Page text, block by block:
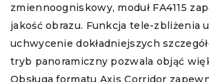
zmiennoogniskowy, moduł FA4115
jakość obrazu. Funkcja tele-zbliżenia
uchwycenie dokładniejszych
tryb panoramiczny pozwala objąć
Obsługa formatu Axis Corridor